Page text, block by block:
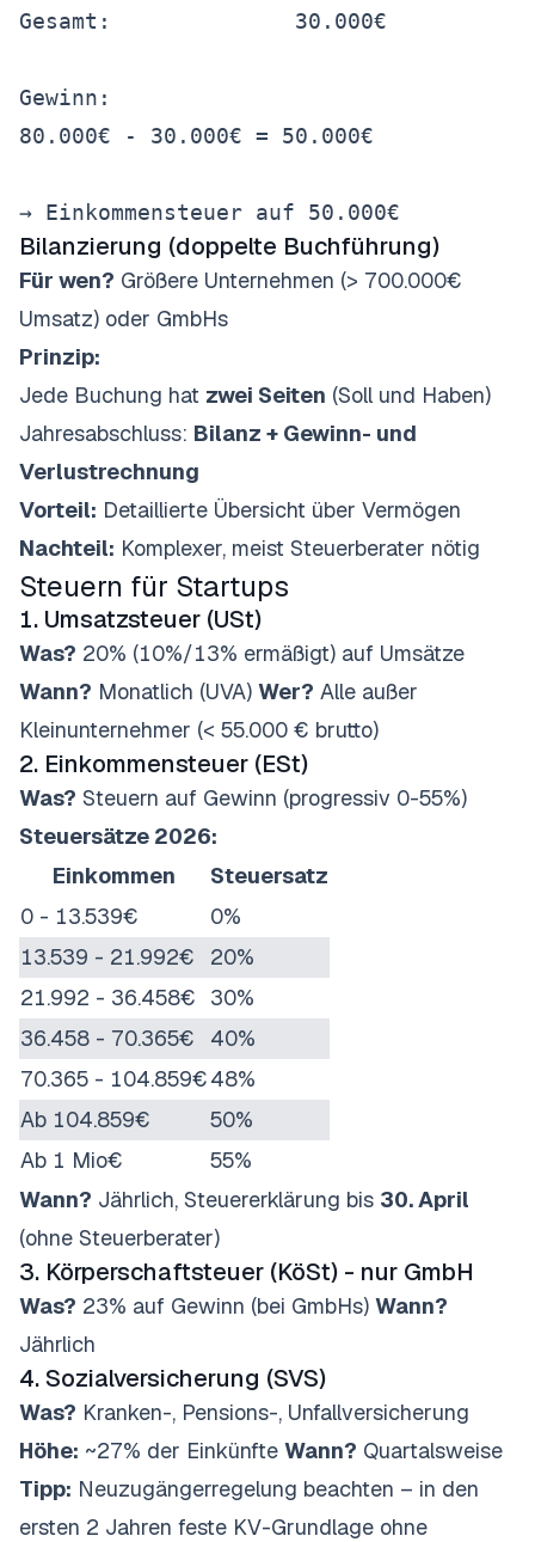
Gesamt:              30.000€
Gewinn:
80.000€ - 30.000€ = 50.000€
Bilanzierung (doppelte Buchführung)
Für wen? Größere Unternehmen (> 700.000€
Umsatz) oder GmbHs
Prinzip:
Jede Buchung hat zwei Seiten (Soll und Haben)
Jahresabschluss: Bilanz + Gewinn- und
Verlustrechnung
Vorteil: Detaillierte Übersicht über Vermögen
Nachteil: Komplexer, meist Steuerberater nötig
Steuern für Startups
1. Umsatzsteuer (USt)
Was? 20% (10%/13% ermäßigt) auf Umsätze
Wann? Monatlich (UVA) Wer? Alle außer
Kleinunternehmer (< 55.000 € brutto)
2. Einkommensteuer (ESt)
Was? Steuern auf Gewinn (progressiv 0-55%)
Steuersätze 2026:
Einkommen
Steuersatz
0 - 13.539€
0%
13.539 - 21.992€
20%
21.992 - 36.458€
30%
36.458 - 70.365€
40%
70.365 - 104.859€48%
Ab 104.859€
50%
Ab 1 Mio€
55%
Wann? Jährlich, Steuererklärung bis 30. April
(ohne Steuerberater)
3. Körperschaftsteuer (KöSt) - nur GmbH
Was? 23% auf Gewinn (bei GmbHs) Wann?
Jährlich
4. Sozialversicherung (SVS)
Was? Kranken-, Pensions-, Unfallversicherung
Höhe: ~27% der Einkünfte Wann? Quartalsweise
Tipp: Neuzugängerregelung beachten – in den
ersten 2 Jahren feste KV-Grundlage ohne